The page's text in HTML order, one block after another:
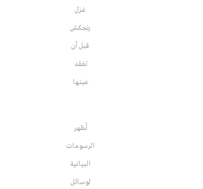
غزل
رنجكش
قبل أن
تفقد
عينها
تُظهر
الرسومات
البيانية
لوسائل